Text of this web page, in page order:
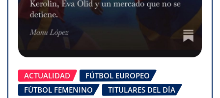
ACTUALIDAD
FÚTBOL EUROPEO
FÚTBOL FEMENINO
TITULARES DEL DÍA